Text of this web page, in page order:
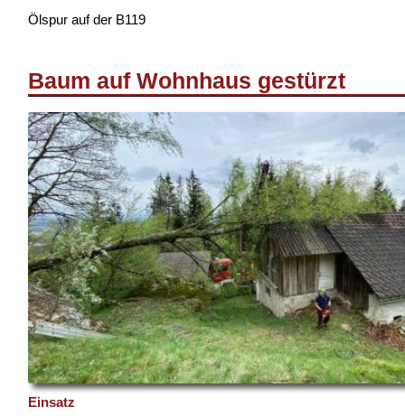
Ölspur auf der B119
Baum auf Wohnhaus gestürzt
Einsatz